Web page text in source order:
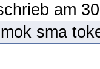
am
sma